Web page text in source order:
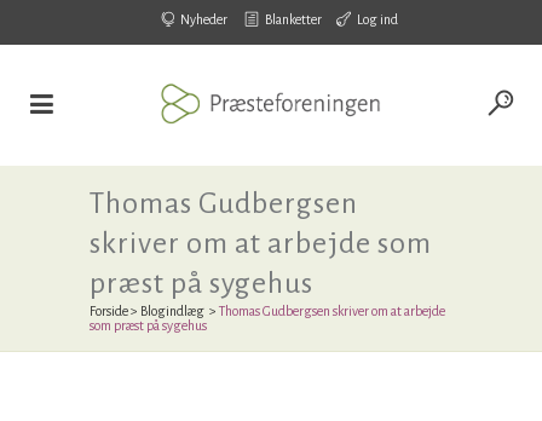
Nyheder Blanketter Log ind
Thomas Gudbergsen
skriver om at arbejde som
præst på sygehus
Forside> Blogindlæg > Thomas Gudbergsen skriver om at arbejde
som præst på sygehus